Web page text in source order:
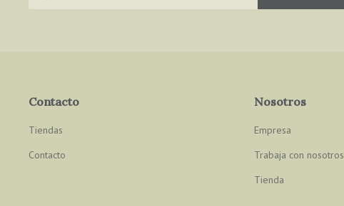
Contacto
Tiendas
Contacto
Nosotros
Empresa
Trabaja con nosotros
Tienda